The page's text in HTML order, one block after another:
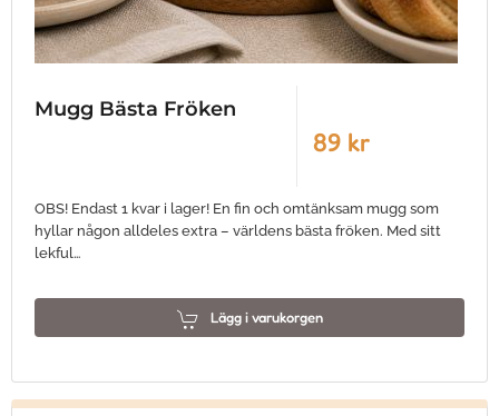
Mugg Bästa Fröken
89 kr
OBS! Endast 1 kvar i lager! En fin och omtänksam mugg som
hyllar någon alldeles extra – världens bästa fröken. Med sitt
lekful…
Lägg i varukorgen